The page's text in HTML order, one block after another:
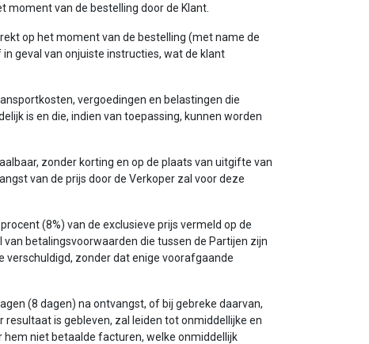
van de bestelling door de Klant.
op het moment van de bestelling (met name de
geval van onjuiste instructies, wat de klant
vergoedingen en belastingen die
is en die, indien van toepassing, kunnen worden
zonder korting en op de plaats van uitgifte van
van de prijs door de Verkoper zal voor deze
(8%) van de exclusieve prijs vermeld op de
van betalingsvoorwaarden die tussen de Partijen zijn
zonder dat enige voorafgaande
(8 dagen) na ontvangst, of bij gebreke daarvan,
is gebleven, zal leiden tot onmiddellijke en
hem niet betaalde facturen, welke onmiddellijk